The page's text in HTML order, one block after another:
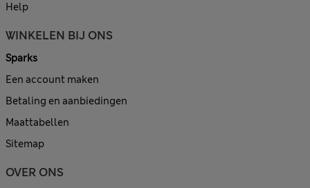
Help
WINKELEN BIJ ONS
Sparks
Een account maken
Betaling en aanbiedingen
Maattabellen
Sitemap
OVER ONS